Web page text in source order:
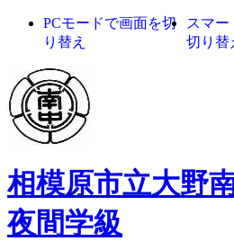
PCモードで画面を切
り替え
スマー
切り替
相模原市立大野
夜間学級